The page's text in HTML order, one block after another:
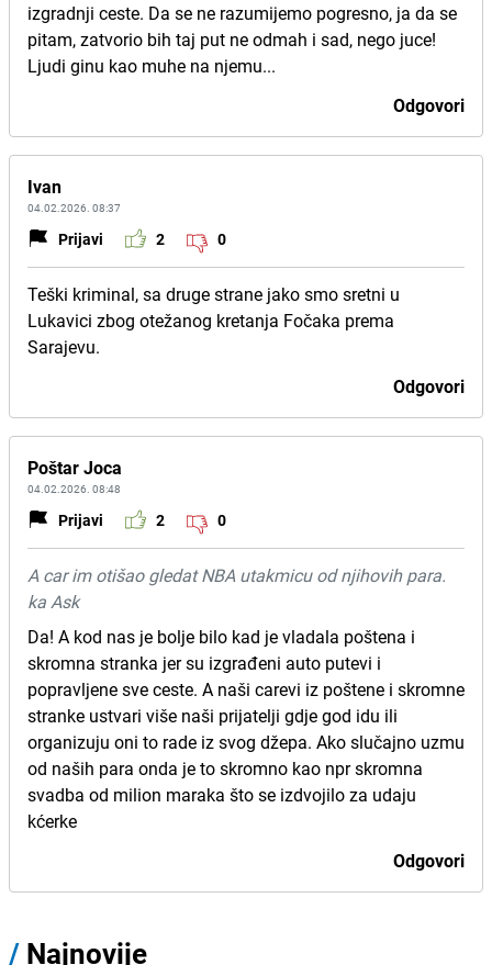
izgradnji ceste. Da se ne razumijemo pogresno, ja da se
pitam, zatvorio bih taj put ne odmah i sad, nego juce!
Ljudi ginu kao muhe na njemu...
Odgovori
Ivan
04.02.2026. 08:37
Prijavi 2 0
Teški kriminal, sa druge strane jako smo sretni u
Lukavici zbog otežanog kretanja Fočaka prema
Sarajevu.
Odgovori
Poštar Joca
04.02.2026. 08:48
Prijavi 2 0
A car im otišao gledat NBA utakmicu od njihovih para.
ka Ask
Da! A kod nas je bolje bilo kad je vladala poštena i
skromna stranka jer su izgrađeni auto putevi i
popravljene sve ceste. A naši carevi iz poštene i skromne
stranke ustvari više naši prijatelji gdje god idu ili
organizuju oni to rade iz svog džepa. Ako slučajno uzmu
od naših para onda je to skromno kao npr skromna
svadba od milion maraka što se izdvojilo za udaju
kćerke
Odgovori
/ Najnovije